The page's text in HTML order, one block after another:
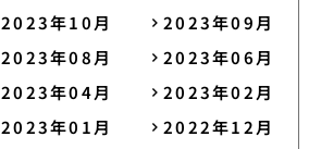
2023年10月
2023年09月
2023年08月
2023年06月
2023年04月
2023年02月
2023年01月
2022年12月